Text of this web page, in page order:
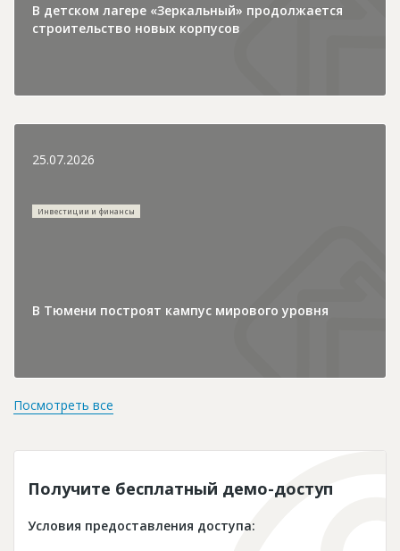
В детском лагере «Зеркальный» продолжается
строительство новых корпусов
25.07.2026
Инвестиции и финансы
В Тюмени построят кампус мирового уровня
Посмотреть все
Получите бесплатный демо-доступ
Условия предоставления доступа: